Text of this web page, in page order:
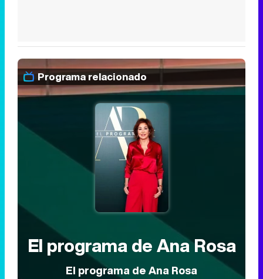
Programa relacionado
El programa de Ana Rosa
El programa de Ana Rosa